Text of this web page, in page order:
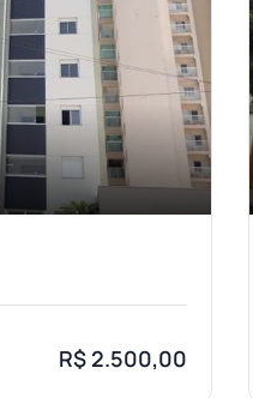
R$ 2.500,00